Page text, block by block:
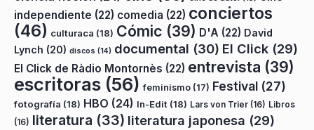
independiente (22) comedia (22) conciertos
(46) culturaca (18) Cómic (39) D'A (22) David
Lynch (20) discos (14) documental (30) El Click (29)
El Click de Ràdio Montornès (22) entrevista (39)
escritoras (56) feminismo (17) Festival (27)
fotografía (18) HBO (24) In-Edit (18) Lars von Trier (16) Libros
(16) literatura (33) literatura japonesa (29)